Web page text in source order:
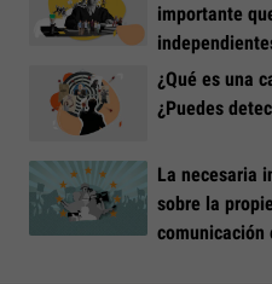
importante
¿Qué es una
¿Puedes
La necesaria
sobre la
comunicación